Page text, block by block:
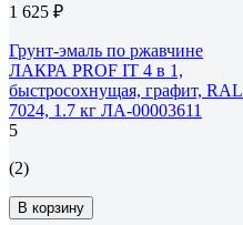
1 625 ₽
Грунт-эмаль по ржавчине
ЛАКРА PROF IT 4 в 1,
быстросохнущая, графит, RAL
7024, 1.7 кг ЛА-00003611
5
(2)
В корзину